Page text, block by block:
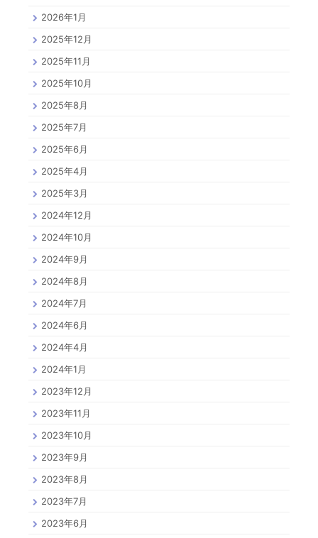
2026年1月
2025年12月
2025年11月
2025年10月
2025年8月
2025年7月
2025年6月
2025年4月
2025年3月
2024年12月
2024年10月
2024年9月
2024年8月
2024年7月
2024年6月
2024年4月
2024年1月
2023年12月
2023年11月
2023年10月
2023年9月
2023年8月
2023年7月
2023年6月